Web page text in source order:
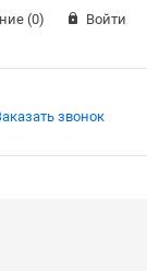
(0) Войти
звонок